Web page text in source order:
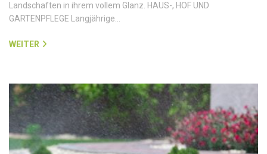
Landschaften in ihrem vollem Glanz. HAUS-, HOF UND
GARTENPFLEGE Langjährige…
WEITER